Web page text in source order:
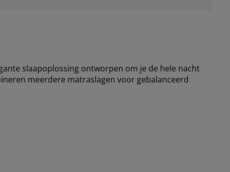
slaapoplossing ontworpen om je de hele nacht
meerdere matraslagen voor gebalanceerd